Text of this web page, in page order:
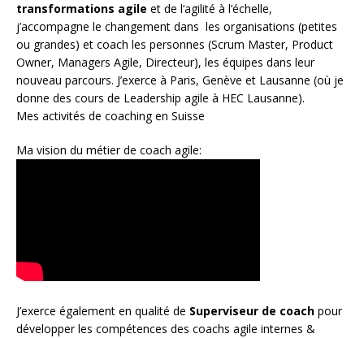
transformations agile et de l‘agilité à l’échelle,
j’accompagne le changement dans les organisations (petites
ou grandes) et coach les personnes (Scrum Master, Product
Owner, Managers Agile, Directeur), les équipes dans leur
nouveau parcours. J’exerce à Paris, Genève et Lausanne (où je
donne des cours de Leadership agile à HEC Lausanne).
Mes activités de coaching en Suisse
Ma vision du métier de coach agile:
J’exerce également en qualité de Superviseur de coach pour
développer les compétences des coachs agile internes &